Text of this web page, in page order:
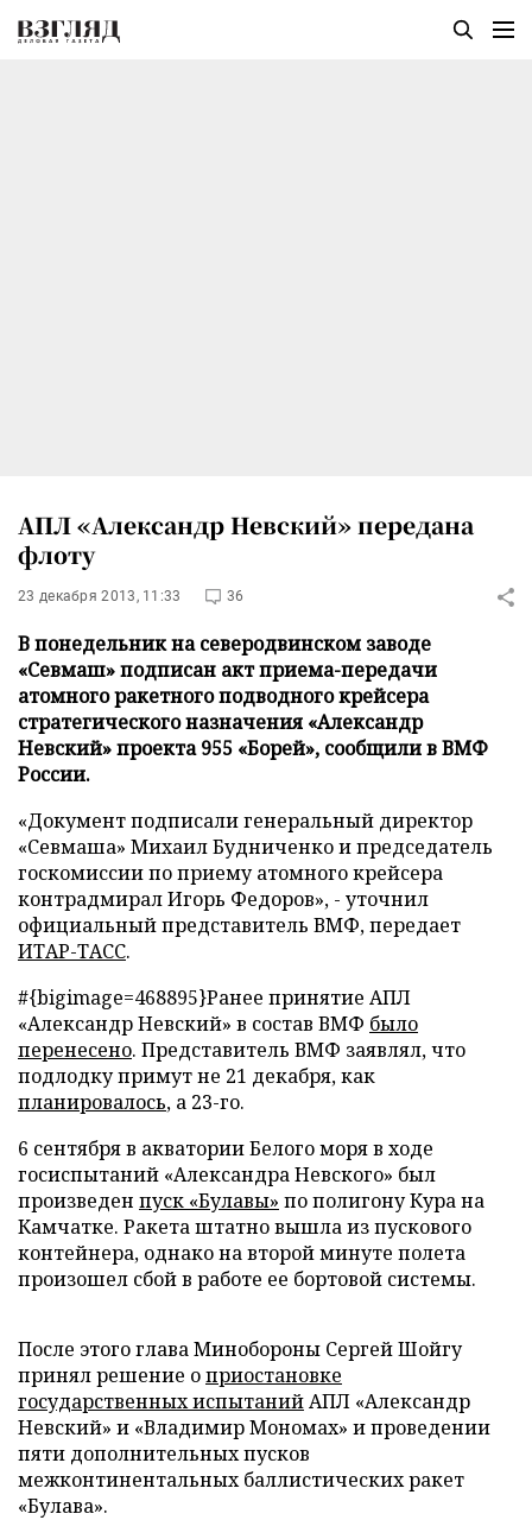
АПЛ «Александр Невский» передана
флоту
23 декабря 2013, 11:33 36
В понедельник на северодвинском заводе
«Севмаш» подписан акт приема-передачи
атомного ракетного подводного крейсера
стратегического назначения «Александр
Невский» проекта 955 «Борей», сообщили в ВМФ
России.
«Документ подписали генеральный директор
«Севмаша» Михаил Будниченко и председатель
госкомиссии по приему атомного крейсера
контрадмирал Игорь Федоров», - уточнил
официальный представитель ВМФ, передает
ИТАР-ТАСС.
#{bigimage=468895}Ранее принятие АПЛ
«Александр Невский» в состав ВМФ было
перенесено. Представитель ВМФ заявлял, что
подлодку примут не 21 декабря, как
планировалось, а 23-го.
6 сентября в акватории Белого моря в ходе
госиспытаний «Александра Невского» был
произведен пуск «Булавы» по полигону Кура на
Камчатке. Ракета штатно вышла из пускового
контейнера, однако на второй минуте полета
произошел сбой в работе ее бортовой системы.
После этого глава Минобороны Сергей Шойгу
принял решение оприостановке
государственных испытанийАПЛ «Александр
Невский» и «Владимир Мономах» и проведении
пяти дополнительных пусков
межконтинентальных баллистических ракет
«Булава».